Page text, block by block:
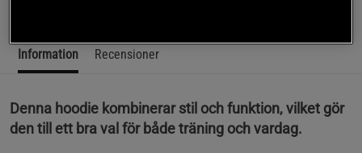
Information Recensioner
Denna hoodie kombinerar stil och funktion, vilket gör
den till ett bra val för både träning och vardag.